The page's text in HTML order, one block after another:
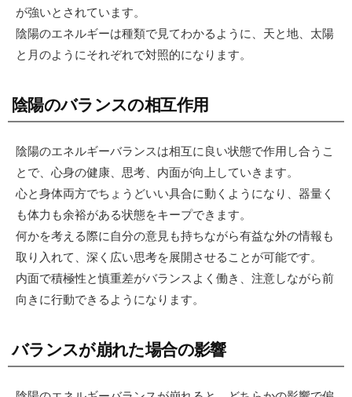
が強いとされています。
陰陽のエネルギーは種類で見てわかるように、天と地、太陽
と月のようにそれぞれで対照的になります。
陰陽のバランスの相互作用
陰陽のエネルギーバランスは相互に良い状態で作用し合うこ
とで、心身の健康、思考、内面が向上していきます。
心と身体両方でちょうどいい具合に動くようになり、器量く
も体力も余裕がある状態をキープできます。
何かを考える際に自分の意見も持ちながら有益な外の情報も
取り入れて、深く広い思考を展開させることが可能です。
内面で積極性と慎重差がバランスよく働き、注意しながら前
向きに行動できるようになります。
バランスが崩れた場合の影響